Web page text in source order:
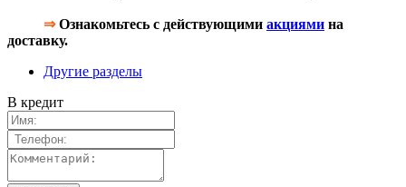
⇒Ознакомьтесь с действующими акциями на
доставку.
Другие разделы
В кредит